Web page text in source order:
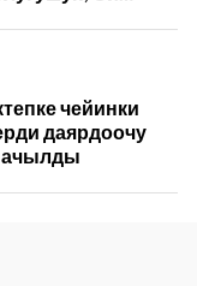
чейинки
даярдоочу
ачылды